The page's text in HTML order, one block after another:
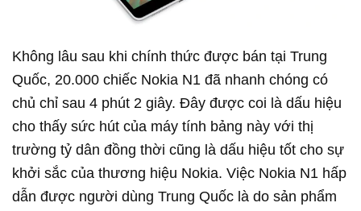
Không lâu sau khi chính thức được bán tại Trung
Quốc, 20.000 chiếc Nokia N1 đã nhanh chóng có
chủ chỉ sau 4 phút 2 giây. Đây được coi là dấu hiệu
cho thấy sức hút của máy tính bảng này với thị
trường tỷ dân đồng thời cũng là dấu hiệu tốt cho sự
khởi sắc của thương hiệu Nokia. Việc Nokia N1 hấp
dẫn được người dùng Trung Quốc là do sản phẩm